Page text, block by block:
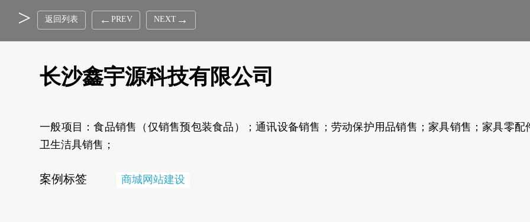
返回列表 PREV NEXT
长沙鑫宇源科技有限公司
一般项目：食品销售（仅销售预包装食品）；通讯设备销售；劳动保护用品销售；家具销售；家具零配
卫生洁具销售；
案例标签 商城网站建设